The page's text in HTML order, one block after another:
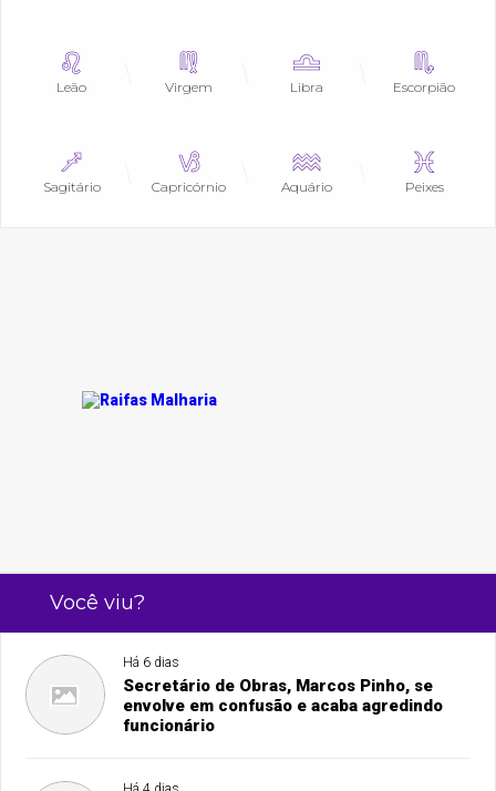
Leão Virgem Libra Escorpião
Sagitário Capricórnio Aquário Peixes
Você viu?
Há 6 dias
Secretário de Obras, Marcos Pinho, se
envolve em confusão e acaba agredindo
funcionário